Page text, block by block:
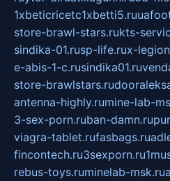
1xbeticricetc1xbetti5.ru
store-brawl-stars.rukts-
sindika-01.rusp-life.rux-
e-abis-1-c.rusindika01.ru
store-brawlstars.ru
antenna-highly.rumine-lab-
3-sex-porn.ruban-damn.ru
viagra-tablet.rufasbags.ru
fincontech.ru3sexporn.ru
rebus-toys.ruminelab-msk.ru